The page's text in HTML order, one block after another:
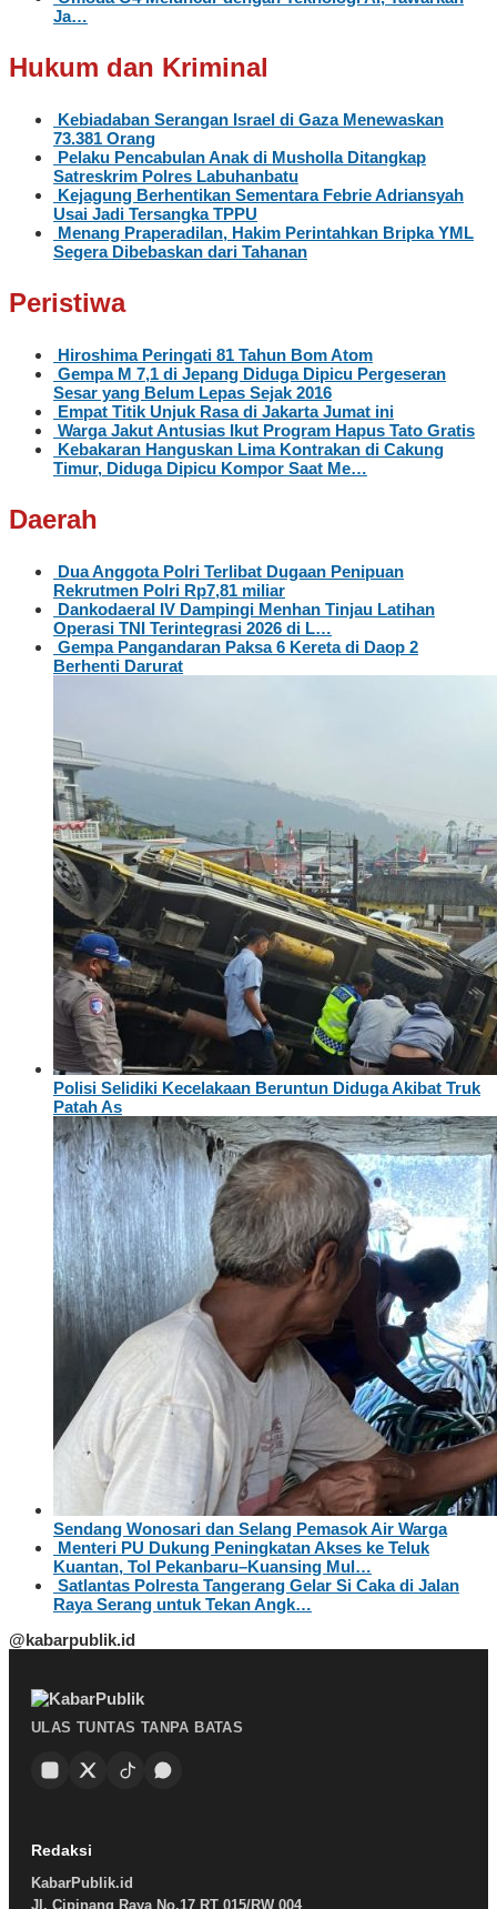
Ja…
Hukum dan Kriminal
Kebiadaban Serangan Israel di Gaza Menewaskan
73.381 Orang
Pelaku Pencabulan Anak di Musholla Ditangkap
Satreskrim Polres Labuhanbatu
Kejagung Berhentikan Sementara Febrie Adriansyah
Usai Jadi Tersangka TPPU
Menang Praperadilan, Hakim Perintahkan Bripka YML
Segera Dibebaskan dari Tahanan
Peristiwa
Hiroshima Peringati 81 Tahun Bom Atom
Gempa M 7,1 di Jepang Diduga Dipicu Pergeseran
Sesar yang Belum Lepas Sejak 2016
Empat Titik Unjuk Rasa di Jakarta Jumat ini
Warga Jakut Antusias Ikut Program Hapus Tato Gratis
Kebakaran Hanguskan Lima Kontrakan di Cakung
Timur, Diduga Dipicu Kompor Saat Me…
Daerah
Dua Anggota Polri Terlibat Dugaan Penipuan
Rekrutmen Polri Rp7,81 miliar
Dankodaeral IV Dampingi Menhan Tinjau Latihan
Operasi TNI Terintegrasi 2026 di L…
Gempa Pangandaran Paksa 6 Kereta di Daop 2
Berhenti Darurat
Polisi Selidiki Kecelakaan Beruntun Diduga Akibat Truk
Patah As
Sendang Wonosari dan Selang Pemasok Air Warga
Menteri PU Dukung Peningkatan Akses ke Teluk
Kuantan, Tol Pekanbaru–Kuansing Mul…
Satlantas Polresta Tangerang Gelar Si Caka di Jalan
Raya Serang untuk Tekan Angk…
@kabarpublik.id
ULAS TUNTAS TANPA BATAS
Redaksi
KabarPublik.id
Jl. Cipinang Raya No.17 RT 015/RW 004